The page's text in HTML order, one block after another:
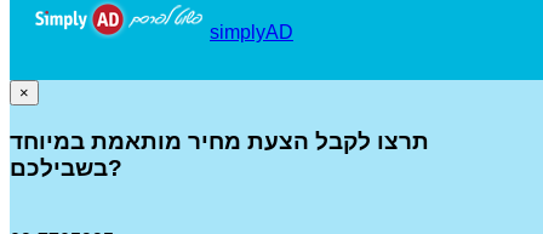
simplyAD
×
תרצו לקבל הצעת מחיר מותאמת במיוחד
בשבילכם?